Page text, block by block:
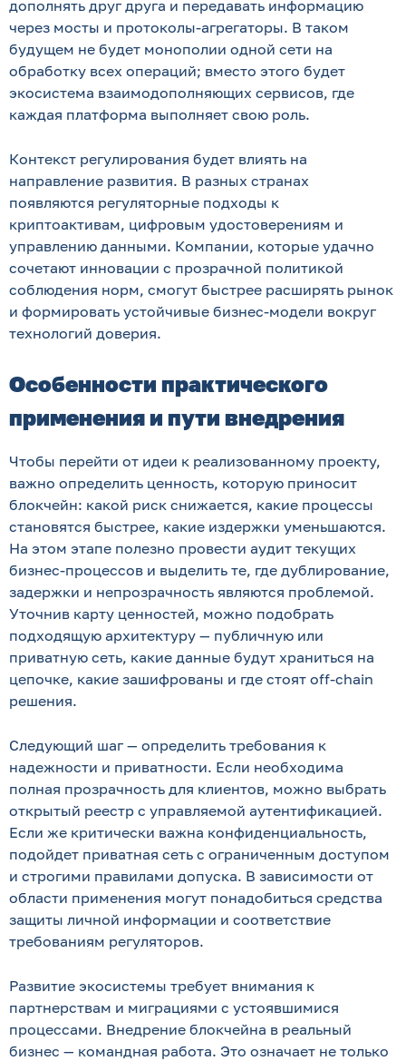
дополнять друг друга и передавать информацию
через мосты и протоколы-агрегаторы. В таком
будущем не будет монополии одной сети на
обработку всех операций; вместо этого будет
экосистема взаимодополняющих сервисов, где
каждая платформа выполняет свою роль.
Контекст регулирования будет влиять на
направление развития. В разных странах
появляются регуляторные подходы к
криптоактивам, цифровым удостоверениям и
управлению данными. Компании, которые удачно
сочетают инновации с прозрачной политикой
соблюдения норм, смогут быстрее расширять рынок
и формировать устойчивые бизнес-модели вокруг
технологий доверия.
Особенности практического
применения и пути внедрения
Чтобы перейти от идеи к реализованному проекту,
важно определить ценность, которую приносит
блокчейн: какой риск снижается, какие процессы
становятся быстрее, какие издержки уменьшаются.
На этом этапе полезно провести аудит текущих
бизнес-процессов и выделить те, где дублирование,
задержки и непрозрачность являются проблемой.
Уточнив карту ценностей, можно подобрать
подходящую архитектуру — публичную или
приватную сеть, какие данные будут храниться на
цепочке, какие зашифрованы и где стоят off-chain
решения.
Следующий шаг — определить требования к
надежности и приватности. Если необходима
полная прозрачность для клиентов, можно выбрать
открытый реестр с управляемой аутентификацией.
Если же критически важна конфиденциальность,
подойдет приватная сеть с ограниченным доступом
и строгими правилами допуска. В зависимости от
области применения могут понадобиться средства
защиты личной информации и соответствие
требованиям регуляторов.
Развитие экосистемы требует внимания к
партнерствам и миграциями с устоявшимися
процессами. Внедрение блокчейна в реальный
бизнес — командная работа. Это означает не только